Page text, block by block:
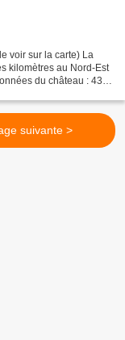
voir sur la carte) La
kilomètres au Nord-Est
du château : 43°
suivante >